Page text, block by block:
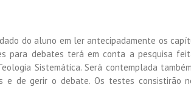
do aluno em ler antecipadamente os
para debates terá em conta a pesquisa
Sistemática. Será contemplada
e de gerir o debate. Os testes consistirão